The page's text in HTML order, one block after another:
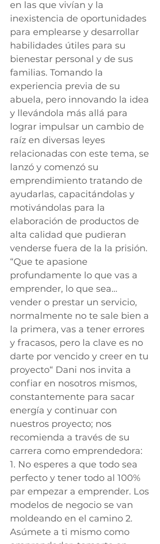
en las que vivían y la
inexistencia de oportunidades
para emplearse y desarrollar
habilidades útiles para su
bienestar personal y de sus
familias. Tomando la
experiencia previa de su
abuela, pero innovando la idea
y llevándola más allá para
lograr impulsar un cambio de
raíz en diversas leyes
relacionadas con este tema, se
lanzó y comenzó su
emprendimiento tratando de
ayudarlas, capacitándolas y
motivándolas para la
elaboración de productos de
alta calidad que pudieran
venderse fuera de la la prisión.
“Que te apasione
profundamente lo que vas a
emprender, lo que sea…
vender o prestar un servicio,
normalmente no te sale bien a
la primera, vas a tener errores
y fracasos, pero la clave es no
darte por vencido y creer en tu
proyecto“ Dani nos invita a
confiar en nosotros mismos,
constantemente para sacar
energía y continuar con
nuestros proyecto; nos
recomienda a través de su
carrera como emprendedora:
1. No esperes a que todo sea
perfecto y tener todo al 100%
par empezar a emprender. Los
modelos de negocio se van
moldeando en el camino 2.
Asúmete a ti mismo como